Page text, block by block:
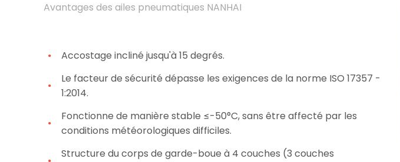
Avantages des ailes pneumatiques NANHAI
Accostage incliné jusqu'à 15 degrés.
Le facteur de sécurité dépasse les exigences de la norme ISO 17357 -
1:2014.
Fonctionne de manière stable ≤-50°C, sans être affecté par les
conditions météorologiques difficiles.
Structure du corps de garde-boue à 4 couches (3 couches